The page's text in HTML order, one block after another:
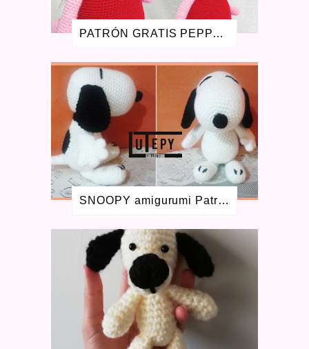
MARZO 2020
6
DICIEMBRE 2019
2
SEPTIEMBRE 2019
AGOSTO 2019
JULIO 2019
1
ENERO 2019
1
AGOSTO 2018
1
JULIO 2018
1
JUNIO 2018
1
ABRIL 2018
1
MAYO 2017
1
NOVIEMBRE 2016
AGOSTO 2016
JULIO 2016
1
MAYO 2016
ABRIL 2016
1
SEPTIEMBRE 2015
4
AGOSTO 2015
JULIO 2015
PATRÓN GRATIS PEPPA PIG AMIGURUMI - LA CERDITA PEPA
SNOOPY amigurumi Patrón GRATIS